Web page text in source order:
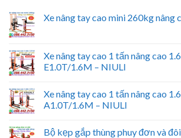
Xe nâng tay cao mini 260kg nâng
Xe nâng tay cao 1 tấn nâng cao
E1.0T/1.6M – NIULI
Xe nâng tay cao 1 tấn nâng cao
A1.0T/1.6M – NIULI
Bộ kẹp gắp thùng phuy đơn và đôi